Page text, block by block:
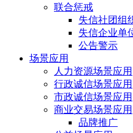
联合惩戒
失信社团组
失信企业单
公告警示
场景应用
人力资源场景应用
行政诚信场景应用
市政诚信场景应用
商业交易场景应用
品牌推广